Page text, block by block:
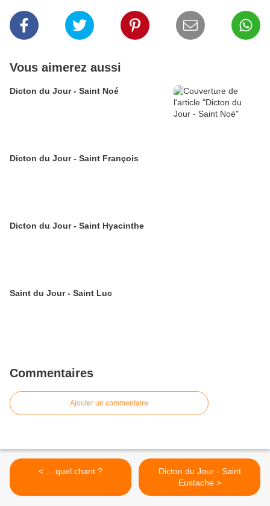
Vous aimerez aussi
Dicton du Jour - Saint Noé
Dicton du Jour - Saint François
Dicton du Jour - Saint Hyacinthe
Saint du Jour - Saint Luc
Commentaires
Ajouter un commentaire
< ... quel chant ?
Dicton du Jour - Saint
Eustache >